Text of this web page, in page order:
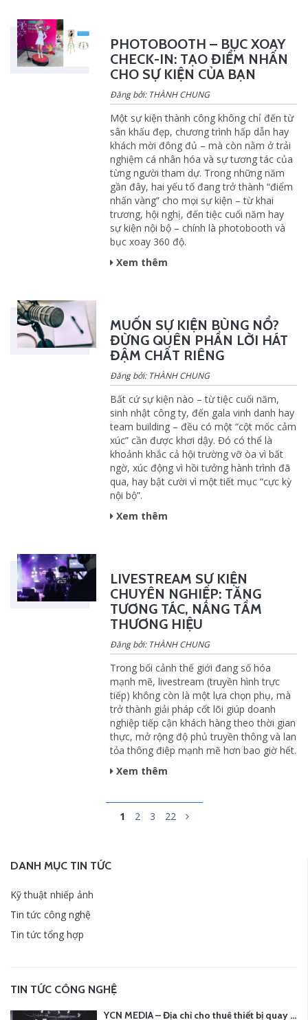
PHOTOBOOTH – BỤC XOAY
CHECK-IN: TẠO ĐIỂM NHẤN
CHO SỰ KIỆN CỦA BẠN
Đăng bởi: THÀNH CHUNG
Một sự kiện thành công không chỉ đến từ
sân khấu đẹp, chương trình hấp dẫn hay
khách mời đông đủ – mà còn nằm ở trải
nghiệm cá nhân hóa và sự tương tác của
từng người tham dự. Trong những năm
gần đây, hai yếu tố đang trở thành “điểm
nhấn vàng” cho mọi sự kiện – từ khai
trương, hội nghị, đến tiệc cuối năm hay
sự kiện nội bộ – chính là photobooth và
bục xoay 360 độ.
Xem thêm
MUỐN SỰ KIỆN BÙNG NỔ?
ĐỪNG QUÊN PHẦN LỜI HÁT
ĐẬM CHẤT RIÊNG
Đăng bởi: THÀNH CHUNG
Bất cứ sự kiện nào – từ tiệc cuối năm,
sinh nhật công ty, đến gala vinh danh hay
team building – đều có một “cột mốc cảm
xúc” cần được khơi dậy. Đó có thể là
khoảnh khắc cả hội trường vỡ òa vì bất
ngờ, xúc động vì hồi tưởng hành trình đã
qua, hay bật cười vì một tiết mục “cực kỳ
nội bộ”.
Xem thêm
LIVESTREAM SỰ KIỆN
CHUYÊN NGHIỆP: TĂNG
TƯƠNG TÁC, NÂNG TẦM
THƯƠNG HIỆU
Đăng bởi: THÀNH CHUNG
Trong bối cảnh thế giới đang số hóa
mạnh mẽ, livestream (truyền hình trực
tiếp) không còn là một lựa chọn phụ, mà
trở thành giải pháp cốt lõi giúp doanh
nghiệp tiếp cận khách hàng theo thời gian
thực, mở rộng độ phủ truyền thông và lan
tỏa thông điệp mạnh mẽ hơn bao giờ hết.
Xem thêm
1 2 3 22
DANH MỤC TIN TỨC
Kỹ thuật nhiếp ảnh
Tin tức công nghệ
Tin tức tổng hợp
TIN TỨC CÔNG NGHỆ
YCN MEDIA – Địa chỉ cho thuê thiết bị quay chụp uy tín tại Hà Nội